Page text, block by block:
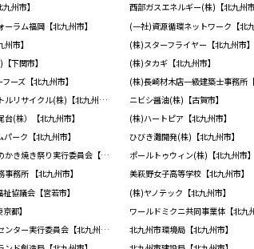
州市】
西部ガスエネルギー(株)【北九州市
ラム福岡【北九州市】
(一社)資源循環ネットワーク【北九
市】
(株)スターフライヤー【北九州市】
下関市】
(株)タカギ【北九州市】
ーズ【北九州市】
(株)長崎材木店一級建築士事務所【
西日本ペットボトルリサイクル(株)【北九州市】
ニビシ醤油(株)【古賀市】
(株）【北九州市】
(株)ハートピア【北九州市】
ーク【北九州市】
ひびき灘開発(株)【北九州市】
豊前海一粒かきのかき焼き祭り実行委員会【北九州市】
ポールトゥウィン(株)【北九州市】
務所 【北九州市】
美萩野女子高等学校【北九州市】
協議会【宮若市】
(株)ヤノテック【北九州市】
都】
ワールドミクニ共同事業体【北九
北九州産業観光センター実行委員会【北九州市】
北九州市環境局【北九州市】